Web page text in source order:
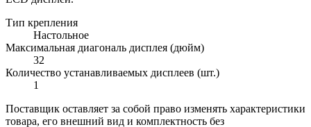
Тип крепления
Настольное
Максимальная диагональ дисплея (дюйм)
32
Количество устанавливаемых дисплеев (шт.)
1
Поставщик оставляет за собой право изменять характеристики
товара, его внешний вид и комплектность без